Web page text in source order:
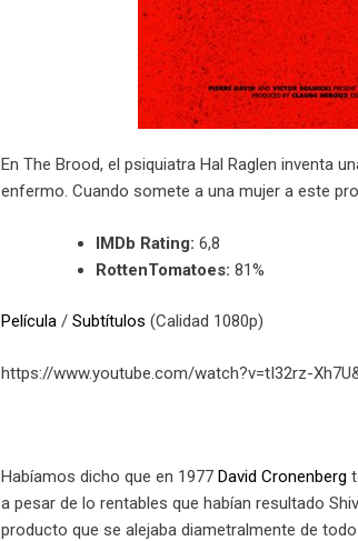
En The Brood, el psiquiatra Hal Raglen inventa
enfermo. Cuando somete a una mujer a este
IMDb Rating: 6,8
RottenTomatoes: 81%
Película / Subtítulos (Calidad 1080p)
https://www.youtube.com/watch?v=tI32rz-
Habíamos dicho que en 1977 David Cronenberg
a pesar de lo rentables que habían resultado
producto que se alejaba diametralmente de